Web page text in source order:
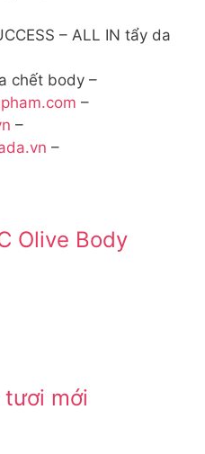
– ALL IN tẩy da
chết body –
–
–
–
Olive Body
tươi mới